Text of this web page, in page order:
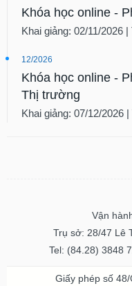
Khóa học online -
Khai giảng: 02/11/2026
12/2026
Khóa học online -
Thị trường
Khai giảng: 07/12/2026
Vận
Trụ sở: 28/47 Lê
Tel: (84.28) 3848
Giấy phép số